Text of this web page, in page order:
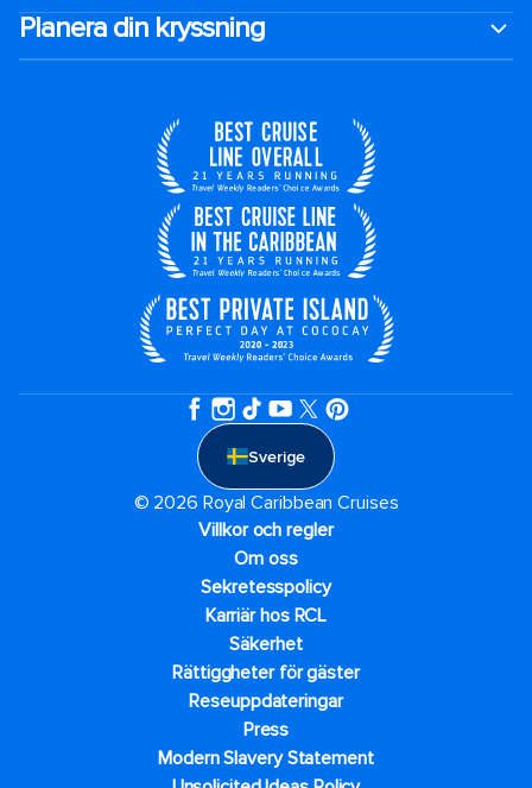
Planera din kryssning
Sverige
© 2026 Royal Caribbean Cruises
Villkor och regler
Om oss
Sekretesspolicy
Karriär hos RCL
Säkerhet
Rättiggheter för gäster
Reseuppdateringar​
Press
Modern Slavery Statement